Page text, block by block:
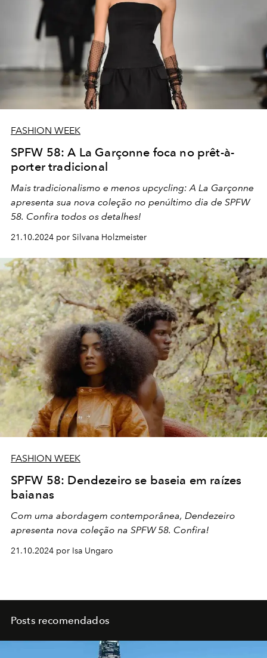
FASHION WEEK
SPFW 58: A La Garçonne foca no prêt-à-
porter tradicional
Mais tradicionalismo e menos upcycling: A La Garçonne
apresenta sua nova coleção no penúltimo dia de SPFW
58. Confira todos os detalhes!
21.10.2024 por Silvana Holzmeister
FASHION WEEK
SPFW 58: Dendezeiro se baseia em raízes
baianas
Com uma abordagem contemporânea, Dendezeiro
apresenta nova coleção na SPFW 58. Confira!
21.10.2024 por Isa Ungaro
Posts recomendados